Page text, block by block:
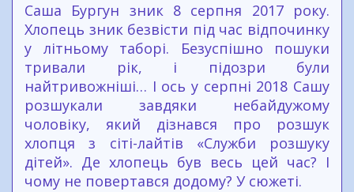
Саша Бургун зник 8 серпня 2017 року.
Хлопець зник безвісти під час відпочинку
у літньому таборі. Безуспішно пошуки
тривали рік, і підозри були
найтривожніші… І ось у серпні 2018 Сашу
розшукали завдяки небайдужому
чоловіку, який дізнався про розшук
хлопця з сіті-лайтів «Служби розшуку
дітей». Де хлопець був весь цей час? І
чому не повертався додому? У сюжеті.